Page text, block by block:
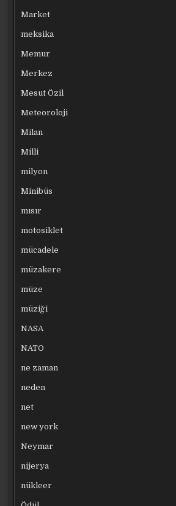
Market
meksika
Memur
Merkez
Mesut Özil
Meteoroloji
Milan
Milli
milyon
Minibüs
mısır
motosiklet
mücadele
müzakere
müze
müziği
NASA
NATO
ne zaman
neden
net
new york
Neymar
nijerya
nükleer